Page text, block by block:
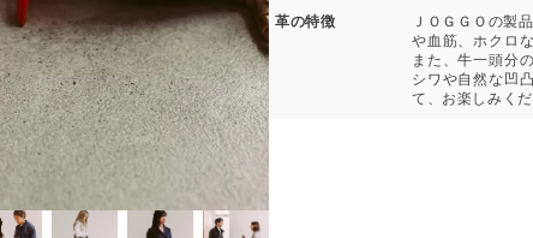
革の特徴
ＪＯＧＧＯの製
や血筋、ホクロ
また、牛一頭分
シワや自然な凹
て、お楽しみくだ